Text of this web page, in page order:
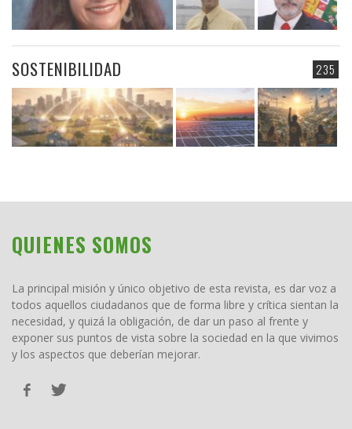
235
SOSTENIBILIDAD
QUIENES SOMOS
La principal misión y único objetivo de esta revista, es dar voz a
todos aquellos ciudadanos que de forma libre y crítica sientan la
necesidad, y quizá la obligación, de dar un paso al frente y
exponer sus puntos de vista sobre la sociedad en la que vivimos
y los aspectos que deberían mejorar.